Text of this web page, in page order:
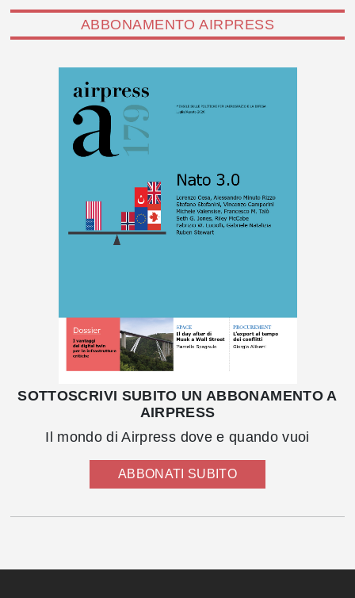
ABBONAMENTO AIRPRESS
SOTTOSCRIVI SUBITO UN ABBONAMENTO A
AIRPRESS
Il mondo di Airpress dove e quando vuoi
ABBONATI SUBITO